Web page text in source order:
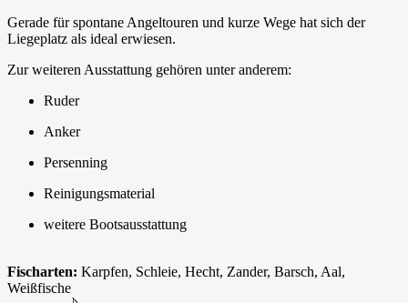
Gerade für spontane Angeltouren und kurze Wege hat sich der
Liegeplatz als ideal erwiesen.
Zur weiteren Ausstattung gehören unter anderem:
Ruder
Anker
Persenning
Reinigungsmaterial
weitere Bootsausstattung
Fischarten: Karpfen, Schleie, Hecht, Zander, Barsch, Aal,
Weißfische